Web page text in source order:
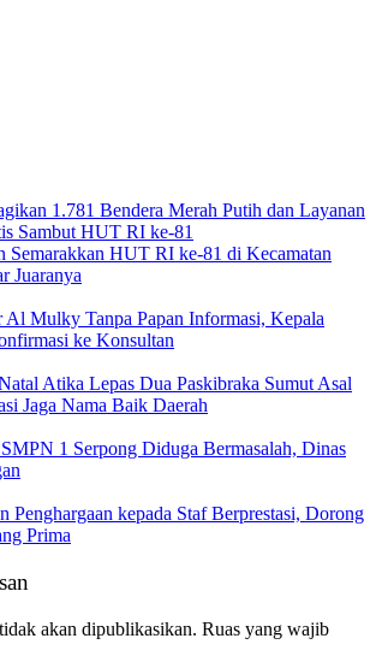
1.781 Bendera Merah Putih dan Layanan
Sambut HUT RI ke-81
Semarakkan HUT RI ke-81 di Kecamatan
Juaranya
Mulky Tanpa Papan Informasi, Kepala
ke Konsultan
Atika Lepas Dua Paskibraka Sumut Asal
Jaga Nama Baik Daerah
1 Serpong Diduga Bermasalah, Dinas
Penghargaan kepada Staf Berprestasi, Dorong
Prima
akan dipublikasikan. Ruas yang wajib